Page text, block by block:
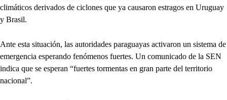
climáticos derivados de ciclones que ya causaron estragos en Uruguay
y Brasil.
Ante esta situación, las autoridades paraguayas activaron un sistema de
emergencia esperando fenómenos fuertes. Un comunicado de la SEN
indica que se esperan “fuertes tormentas en gran parte del territorio
nacional”.